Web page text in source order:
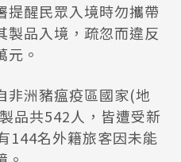
提醒民眾入境時勿攜帶
製品入境，疏忽而違反
元。
非洲豬瘟疫區國家(地
品共542人，皆遭受新
144名外籍旅客因未能